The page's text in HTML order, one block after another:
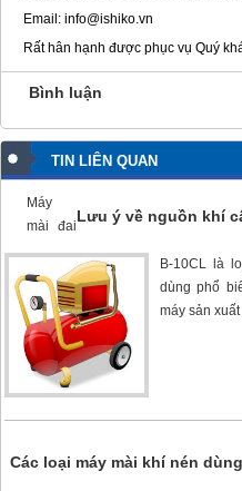
Email: info@ishiko.vn
Rất hân hạnh được phục vụ Quý
Bình luận
TIN LIÊN QUAN
Lưu ý về nguồn khí
Máy
mài đai
B-10CL là
dùng phổ
máy sản xuất
Các loại máy mài khí nén